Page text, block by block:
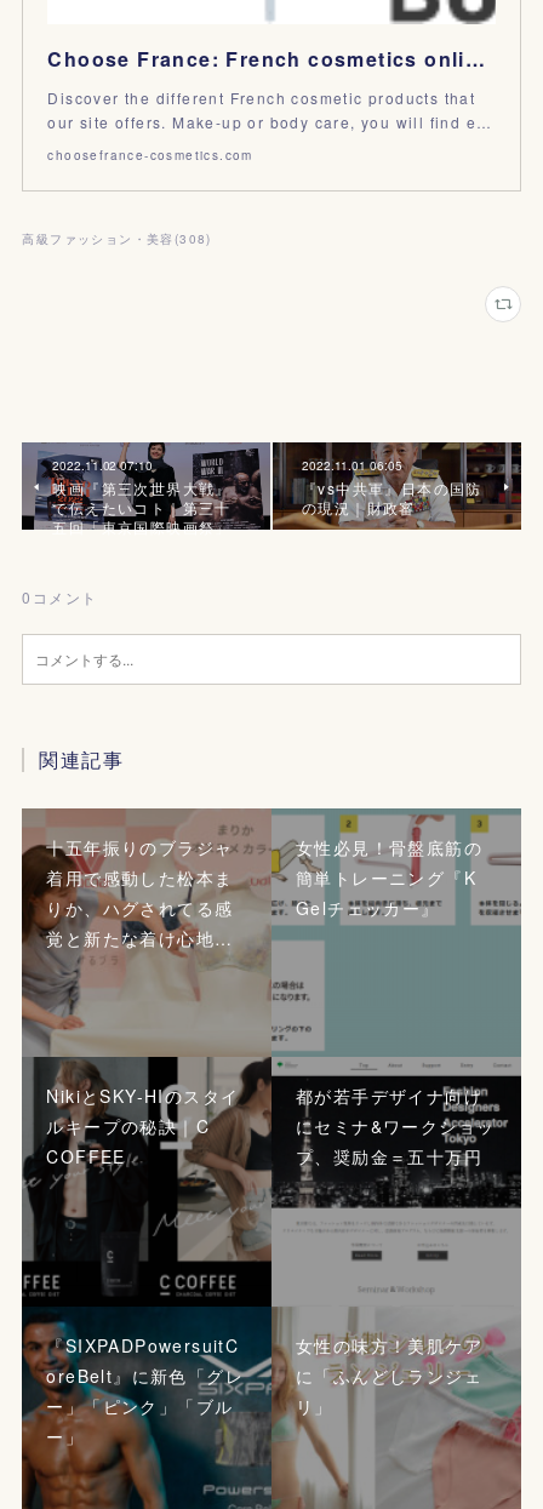
Choose France: French cosmetics online store
Discover the different French cosmetic products that
our site offers. Make-up or body care, you will find e…
choosefrance-cosmetics.com
高級ファッション・美容 (308)
2022.11.02 07:10
映画『第三次世界大戦』
で伝えたいコト｜第三十
五回「東京国際映画祭」
2022.11.01 06:05
『vs中共軍』日本の国防
の現況｜財政審
0 コメント
関連記事
十五年振りのブラジャ
着用で感動した松本ま
りか、ハグされてる感
覚と新たな着け心地…
女性必見！骨盤底筋の
簡単トレーニング『K
Gelチェッカー』
NikiとSKY-HIのスタイ
ルキープの秘訣｜C
COFFEE
都が若手デザイナ向け
にセミナ&ワークショッ
プ、奨励金＝五十万円
『SIXPADPowersuitC
oreBelt』に新色「グレ
ー」「ピンク」「ブル
ー」
女性の味方！美肌ケア
に「ふんどしランジェ
リ」